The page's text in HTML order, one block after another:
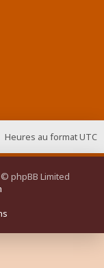
Heures au formatUTC
phpBB Limited